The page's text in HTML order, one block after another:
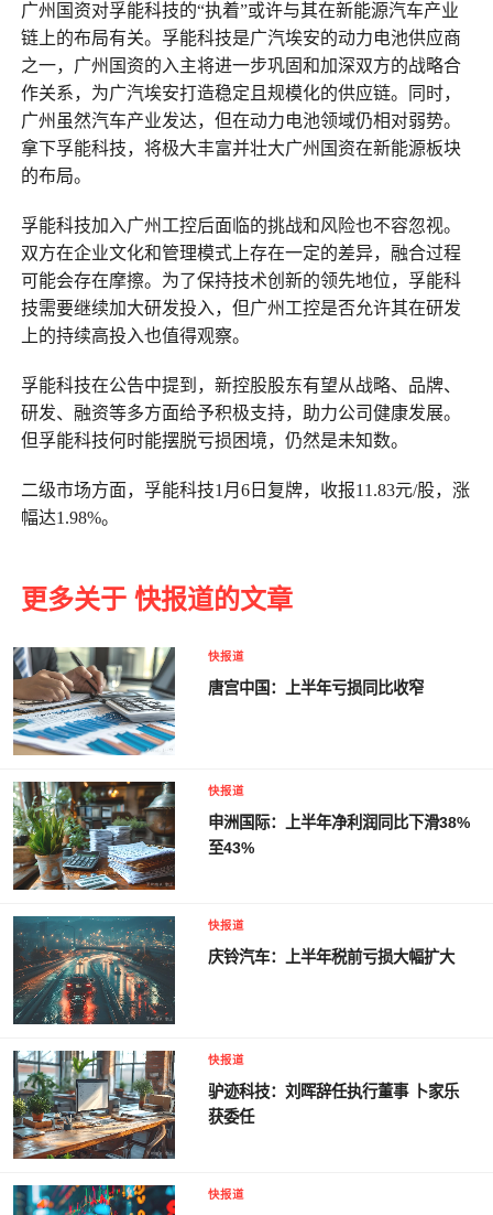
广州国资对孚能科技的“执着”或许与其在新能源汽车产业
链上的布局有关。孚能科技是广汽埃安的动力电池供应商
之一，广州国资的入主将进一步巩固和加深双方的战略合
作关系，为广汽埃安打造稳定且规模化的供应链。同时，
广州虽然汽车产业发达，但在动力电池领域仍相对弱势。
拿下孚能科技，将极大丰富并壮大广州国资在新能源板块
的布局。
孚能科技加入广州工控后面临的挑战和风险也不容忽视。
双方在企业文化和管理模式上存在一定的差异，融合过程
可能会存在摩擦。为了保持技术创新的领先地位，孚能科
技需要继续加大研发投入，但广州工控是否允许其在研发
上的持续高投入也值得观察。
孚能科技在公告中提到，新控股股东有望从战略、品牌、
研发、融资等多方面给予积极支持，助力公司健康发展。
但孚能科技何时能摆脱亏损困境，仍然是未知数。
二级市场方面，孚能科技1月6日复牌，收报11.83元/股，涨
幅达1.98%。
更多关于 快报道的文章
快报道
唐宫中国：上半年亏损同比收窄
快报道
申洲国际：上半年净利润同比下滑38%
至43%
快报道
庆铃汽车：上半年税前亏损大幅扩大
快报道
驴迹科技：刘晖辞任执行董事 卜家乐
获委任
快报道